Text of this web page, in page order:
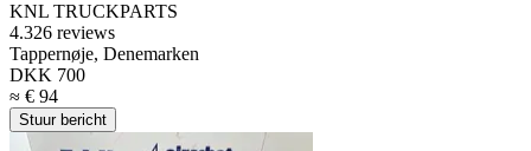
KNL TRUCKPARTS
4.326 reviews
Tappernøje, Denemarken
DKK 700
≈ € 94
Stuur bericht